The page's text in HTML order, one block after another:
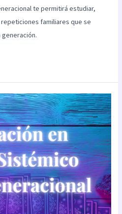
te permitirá estudiar,
familiares que se